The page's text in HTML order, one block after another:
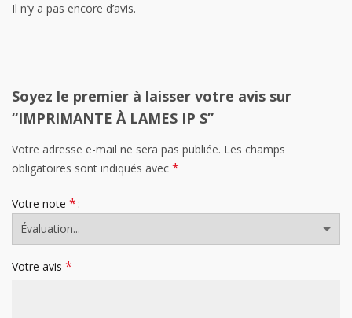
Il n’y a pas encore d’avis.
Soyez le premier à laisser votre avis sur
“IMPRIMANTE À LAMES IP S”
Votre adresse e-mail ne sera pas publiée. Les champs
obligatoires sont indiqués avec *
Votre note *
Votre avis *